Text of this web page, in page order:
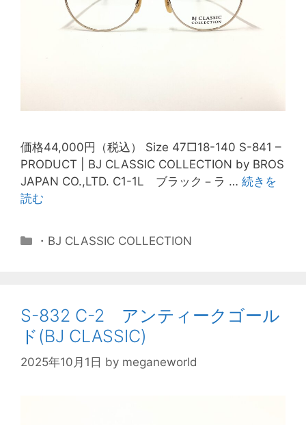
価格44,000円（税込） Size 47□18-140 S-841 –
PRODUCT | BJ CLASSIC COLLECTION by BROS
JAPAN CO.,LTD. C1-1L ブラック－ラ … 続きを
読む
・BJ CLASSIC COLLECTION
S-832 C-2 アンティークゴール
ド(BJ CLASSIC)
2025年10月1日 by meganeworld